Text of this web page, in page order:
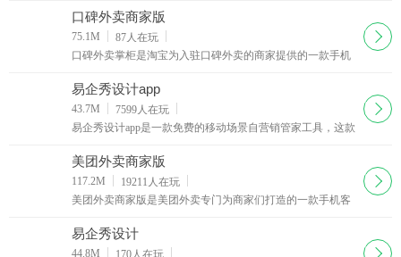
现、挖掘，你可以在58招财猫官网上看到人家的详细资料。
口碑外卖商家版
75.1M 87人在玩
口碑外卖掌柜是淘宝为入驻口碑外卖的商家提供的一款手机
单并对自己的店铺进行管理，有新的订单软件会以语音的形
式提醒你接单
下载
易企秀设计app
43.7M 7599人在玩
易企秀设计app是一款免费的移动场景自营销管家工具，这款
外这款易企秀设计app还可以帮你查看手机网页的访问量。
下载
美团外卖商家版
117.2M 19211 人在玩
美团外卖商家版是美团外卖专门为商家们打造的一款手机客
好地管理你的商铺，美团外卖商家版app轻松地查看用户的下
单信息。
下载
易企秀设计
44.8M 下载